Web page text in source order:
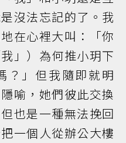
沒法忘記的了。我
在心裡大叫：「你
」）為何推小玥下
？」但我隨即就明
喻，她們彼此交換
也是一種無法挽回
一個人從辦公大樓